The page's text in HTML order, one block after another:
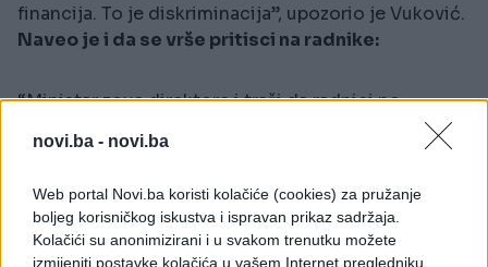
novi.ba - novi.ba
Web portal Novi.ba koristi kolačiće (cookies) za pružanje
boljeg korisničkog iskustva i ispravan prikaz sadržaja.
Kolačići su anonimizirani i u svakom trenutku možete
izmijeniti postavke kolačića u vašem Internet pregledniku.
financija. To je diskriminacija”, upozorio je Vuković.
Naveo je i da se vrše pritisci na radnike:
“Ministar zove direktore i traži da radnici ne
učestvuju u protestima. Već su krenule disciplinske
mjere protiv onih koji su šetali.”
slučajeve, ali će biti obustavljeni redovni pregledi i
dijagnostičke procedure.